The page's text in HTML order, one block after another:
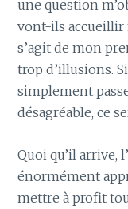
une question
vont-ils accueillir
s’agit de mon
trop d’illusions.
simplement
désagréable, ce
Quoi qu’il arrive,
énormément
mettre à profit